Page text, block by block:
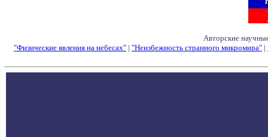
Авторские
"Физические явления на небесах" | "Неизбежность странного микромира" |